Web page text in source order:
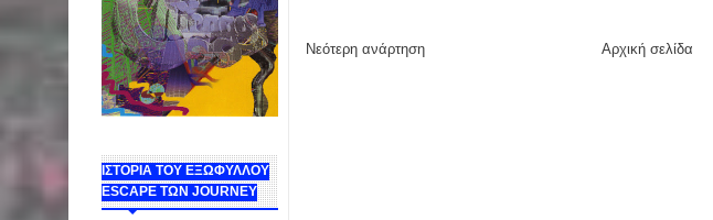
ΙΣΤΟΡΙΑ ΤΟΥ ΕΞΩΦΥΛΛΟΥ
ESCAPE ΤΩΝ JOURNEY
Νεότερη ανάρτηση Αρχική σελίδα